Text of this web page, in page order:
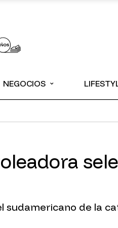
NEGOCIOS ⌄
sudamericano de la